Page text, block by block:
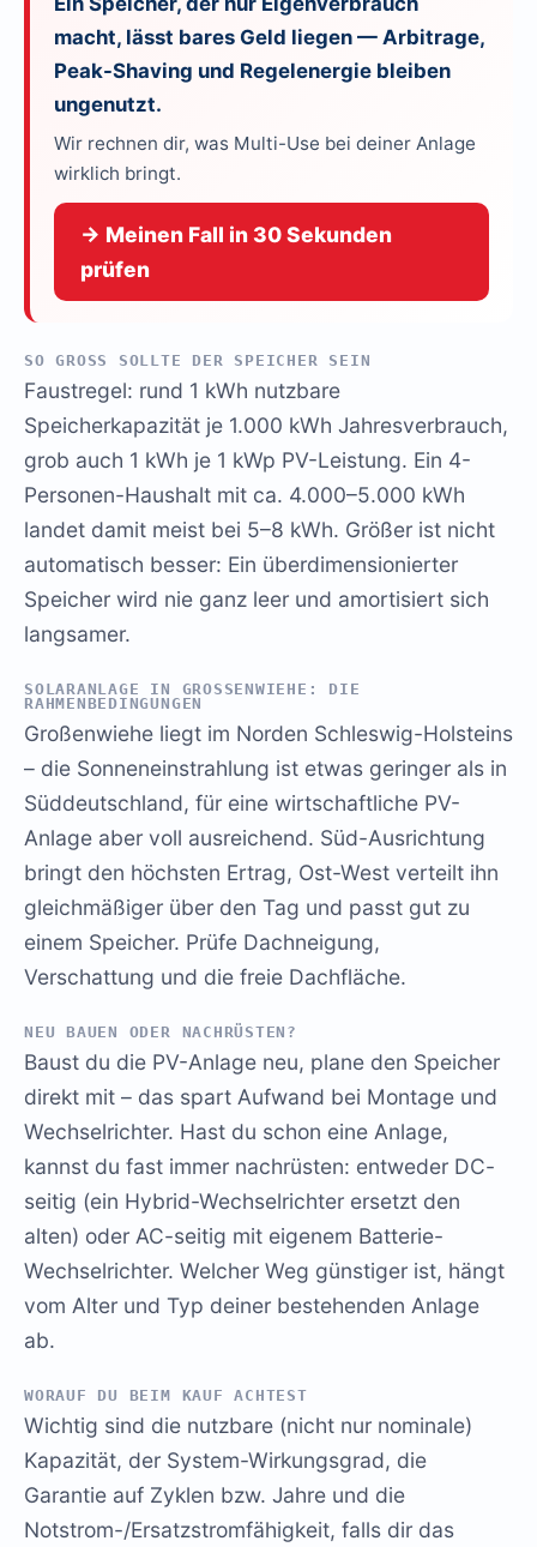
macht, lässt bares Geld liegen — Arbitrage,
Peak-Shaving und Regelenergie bleiben
ungenutzt.
Wir rechnen dir, was Multi-Use bei deiner Anlage
wirklich bringt.
→ Meinen Fall in 30 Sekunden
prüfen
SO GROSS SOLLTE DER SPEICHER SEIN
Faustregel: rund 1 kWh nutzbare
Speicherkapazität je 1.000 kWh Jahresverbrauch,
grob auch 1 kWh je 1 kWp PV-Leistung. Ein 4-
Personen-Haushalt mit ca. 4.000–5.000 kWh
landet damit meist bei 5–8 kWh. Größer ist nicht
automatisch besser: Ein überdimensionierter
Speicher wird nie ganz leer und amortisiert sich
langsamer.
SOLARANLAGE IN GROSSENWIEHE: DIE R
AHMENBEDINGUNGEN
Großenwiehe liegt im Norden Schleswig-Holsteins
– die Sonneneinstrahlung ist etwas geringer als in
Süddeutschland, für eine wirtschaftliche PV-
Anlage aber voll ausreichend. Süd-Ausrichtung
bringt den höchsten Ertrag, Ost-West verteilt ihn
gleichmäßiger über den Tag und passt gut zu
einem Speicher. Prüfe Dachneigung,
Verschattung und die freie Dachfläche.
NEU BAUEN ODER NACHRÜSTEN?
Baust du die PV-Anlage neu, plane den Speicher
direkt mit – das spart Aufwand bei Montage und
Wechselrichter. Hast du schon eine Anlage,
kannst du fast immer nachrüsten: entweder DC-
seitig (ein Hybrid-Wechselrichter ersetzt den
alten) oder AC-seitig mit eigenem Batterie-
Wechselrichter. Welcher Weg günstiger ist, hängt
vom Alter und Typ deiner bestehenden Anlage
ab.
WORAUF DU BEIM KAUF ACHTEST
Wichtig sind die nutzbare (nicht nur nominale)
Kapazität, der System-Wirkungsgrad, die
Garantie auf Zyklen bzw. Jahre und die
Notstrom-/Ersatzstromfähigkeit, falls dir das